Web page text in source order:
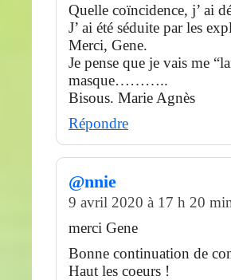
Quelle coïncidence, j’
J’ ai été séduite par les
Merci, Gene.
Je pense que je vais me
masque………..
Bisous. Marie Agnès
Répondre
@nnie
9 avril 2020 à 17 h 20
merci Gene
Bonne continuation de
Haut les coeurs !